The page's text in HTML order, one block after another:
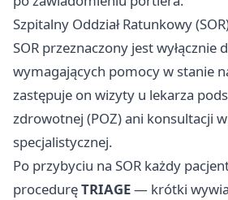
Szpitalny Oddział Ratunkowy
SOR przeznaczony jest wyłącznie
wymagających pomocy w stanie
zastępuje on wizyty u lekarza
zdrowotnej (POZ) ani konsultacji
specjalistycznej.
Po przybyciu na SOR każdy
proceduręTRIAGE— krótki